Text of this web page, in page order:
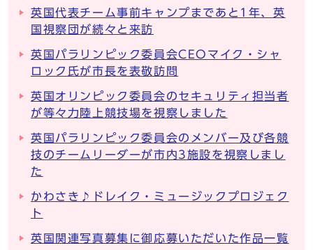
英国代表チーム事前キャンプまであと1年、英
国視察団が続々と来訪
英国パラリンピック委員会CEOマイク・シャ
ロック氏が市長を表敬訪問
英国オリンピック委員会のセキュリティ担当者
が等々力陸上競技場を視察しました
英国パラリンピック委員会のメンバー及び各競
技のチームリーダーが市内3施設を視察しまし
た
かわさき♪ドレイク・ミュージックプロジェク
ト
英国関連写真募集に御応募いただいた作品一覧